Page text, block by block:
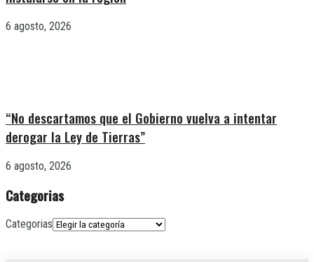
6 agosto, 2026
“No descartamos que el Gobierno vuelva a intentar
derogar la Ley de Tierras”
6 agosto, 2026
Categorias
Categorias